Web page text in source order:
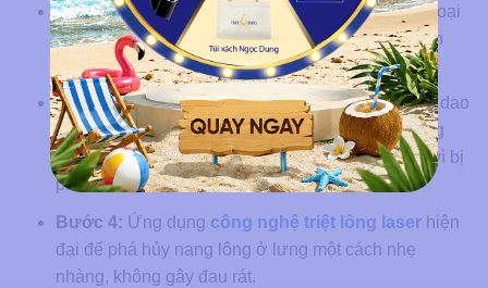
Bước 2:Vùng lưng được làm sạch kỹ lưỡng để loại
bỏ dầu nhờn; đồng thời toàn bộ dụng cụ thực hiện
đều được sát khuẩn để đảm bảo an toàn cho da.
Bước 3:Chuyên viên sử dụng phấn làm mềm và dao
y tế để cạo sạch lớp lông bề mặt, giúp năng lượng
laser tập trung chính xác vào gốc nang lông thay vì bị
phân tán.
Bước 4: Ứng dụng công nghệ triệt lông laserhiện
đại để phá hủy nang lông ở lưng một cách nhẹ
nhàng, không gây đau rát.